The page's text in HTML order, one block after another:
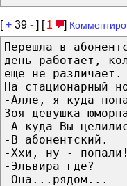
[+ 39 - ] [ 1 ]
Перешла в
день работает,
еще не различает.
На стационарный
-Алле, я куда
Зоя девушка
-А куда Вы
-В абонентский.
-Ххи, ну - попали!
-Эльвира где?
-Она...рядом...